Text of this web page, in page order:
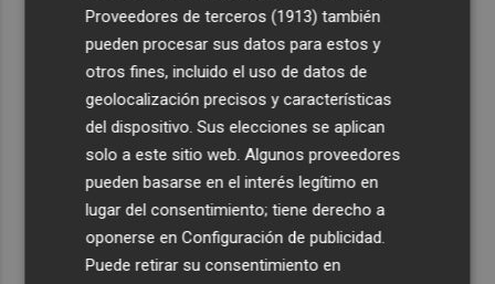
Proveedores de terceros (1913) también
pueden procesar sus datos para estos y
otros fines, incluido el uso de datos de
geolocalización precisos y características
del dispositivo. Sus elecciones se aplican
solo a este sitio web. Algunos proveedores
pueden basarse en el interés legítimo en
lugar del consentimiento; tiene derecho a
oponerse enConfiguración de publicidad
Puede retirar su consentimiento en